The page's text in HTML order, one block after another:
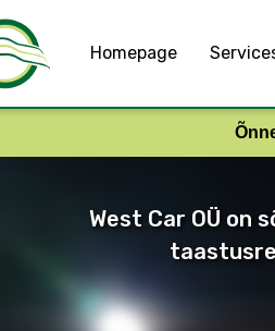
Homepage
West Car OÜ on